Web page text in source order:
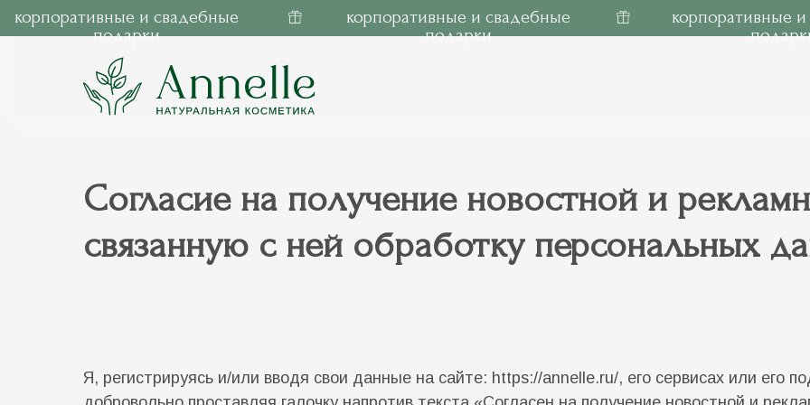
корпоративные и свадебные
подарки
корпоративные и свадебные
подарки
корпоративные
КОН ТАКТЫ
ИП Юсупова А.
ИНН 421299749222
Согласие на получение новостной и
связанную с ней обработку персональных
Я, регистрируясь и/или вводя свои данные на сайте: https://annelle.ru/, его сервисах или его